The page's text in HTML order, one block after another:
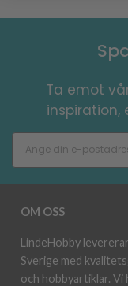
Ta emot
inspiration,
OM OSS
LindeHobby
Sverige med
och hobbyartiklar. Vi